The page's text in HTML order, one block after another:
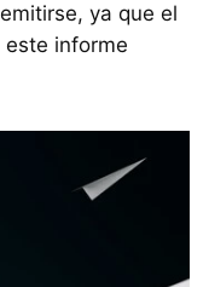
ya que el
informe